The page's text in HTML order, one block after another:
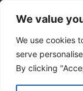
We value
We use cookies
serve
By clicking
Home FASHION &
πολυτελείας: Εχασε